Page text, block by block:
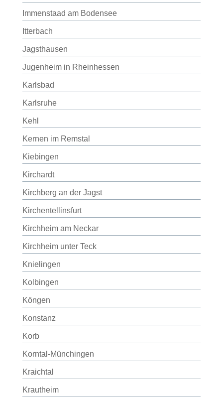
Immenstaad am Bodensee
Itterbach
Jagsthausen
Jugenheim in Rheinhessen
Karlsbad
Karlsruhe
Kehl
Kernen im Remstal
Kiebingen
Kirchardt
Kirchberg an der Jagst
Kirchentellinsfurt
Kirchheim am Neckar
Kirchheim unter Teck
Knielingen
Kolbingen
Köngen
Konstanz
Korb
Korntal-Münchingen
Kraichtal
Krautheim